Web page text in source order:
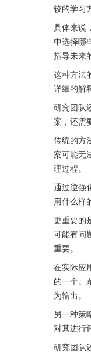
较的学习
具体来说
中选择哪
指导未来
这种方法
详细的解
研究团队
案，还需
传统的方
案可能无
理过程。
通过逆强
用什么样
更重要的
可能有问
重要。
在实际应
的一个。
为输出。
另一种策
对其进行
研究团队